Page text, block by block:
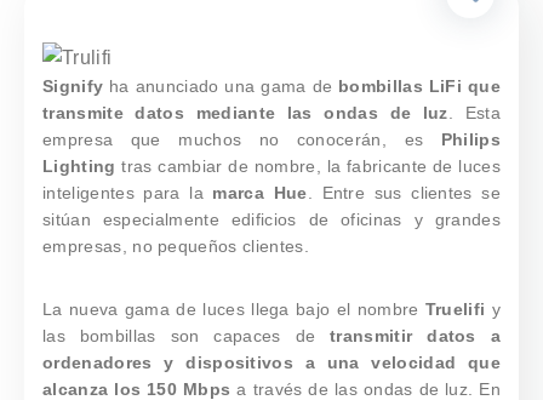
Signify ha anunciado una gama de bombillas LiFi que
transmite datos mediante las ondas de luz . Esta
empresa que muchos no conocerán, es Philips
Lighting tras cambiar de nombre, la fabricante de luces
inteligentes para la marca Hue . Entre sus clientes se
sitúan especialmente edificios de oficinas y grandes
empresas, no pequeños clientes.
La nueva gama de luces llega bajo el nombre Truelifi y
las bombillas son capaces detransmitir datos a
ordenadores y dispositivos a una velocidad que
alcanza los 150 Mbps a través de las ondas de luz. En